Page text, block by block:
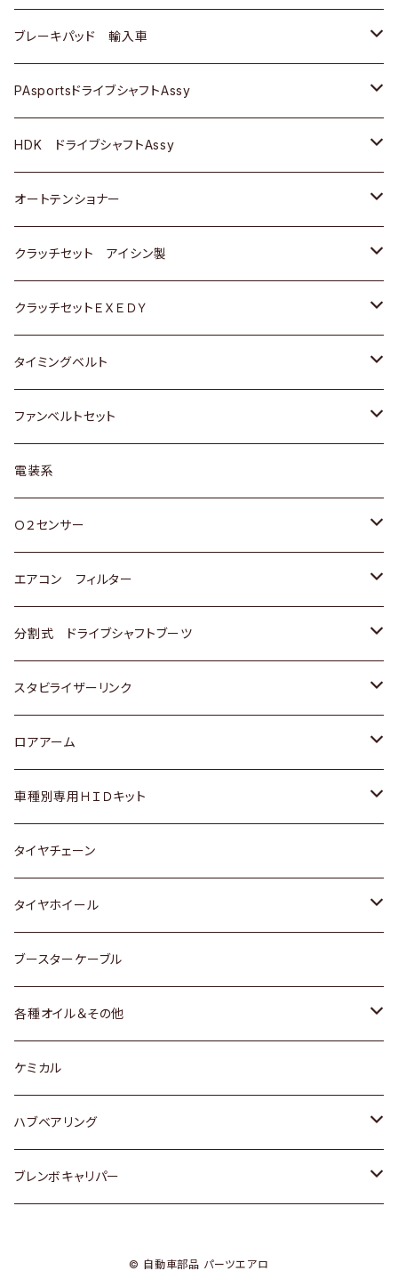
三菱
スバル
ＢＥＮＺ
三菱
スバル
マツダ
三菱
スバル
ダイハツ
マツダ
三菱
スバル
日産
ダイハツ
マツダ
三菱
スバル
日産
ダイハツ
マツダ
三菱
スバル
ホンダ
スズキ
日産
いすゞ
ダイハツ
マツダ
三菱
スバル
日野
ＡＵＤＩ
ＢＥＮＺ
ＢＭＷ
GOLF
ＷＡＧＥＮ
アストロ（シボレー）
クライスラー
ブレーキパッド 輸入車
ＢＥＮＺ
ＢＭＷ
ＷＡＧＥＮ
ＶＯＬＶＯ
PAsportsドライブシャフトAssy
トヨタ
ホンダ
スズキ
日産
ダイハツ
マツダ
三菱
スバル
HDK ドライブシャフトAssy
スズキ
ダイハツ
日産
ホンダ
マツダ
オートテンショナー
トヨタ
クラッチセット アイシン製
ホンダ
スズキ
ダイハツ
マツダ
三菱
スバル
クラッチセットＥＸＥＤＹ
ホンダ
スズキ
日産
ダイハツ
マツダ
三菱
スバル
タイミングベルト
トヨタ
スズキ
ダイハツ
三菱
スバル
ファンベルトセット
トヨタ
ホンダ
スズキ
日産
いすゞ
ダイハツ
マツダ
三菱
スバル
レクサス
電装系
Ｏ２センサー
トヨタ
ホンダ
スズキ
日産
ダイハツ
マツダ
三菱
スバル
エアコン フィルター
トヨタ
ホンダ
スズキ
日産
いすゞ
ダイハツ
マツダ
三菱
スバル
分割式 ドライブシャフトブーツ
トヨタ
ホンダ
スズキ
日産
ダイハツ
スバル
スタビライザーリンク
トヨタ
ホンダ
スズキ
日産
ダイハツ
マツダ
ロアアーム
ホンダ
スズキ
日産
ダイハツ
マツダ
スバル
車種別専用ＨＩＤキット
トヨタ
マツダ
タイヤチェーン
タイヤホイール
トヨタ
ホンダ
スズキ
日産
ダイハツ
ブースターケーブル
各種オイル＆その他
ディーデル洗浄添加剤
ケミカル
ハブベアリング
トヨタ
ブレンボキャリパー
© 自動車部品 パーツエアロ